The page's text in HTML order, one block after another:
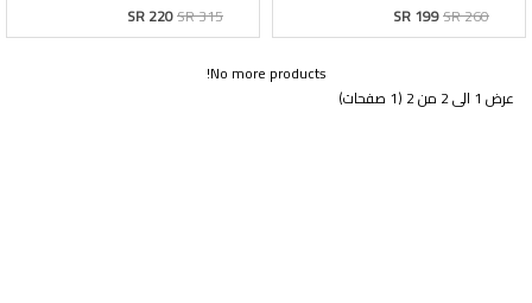
SR 199SR 260
SR 220SR 315
No more products!
عرض 1 الى 2 من 2 (1 صفحات)